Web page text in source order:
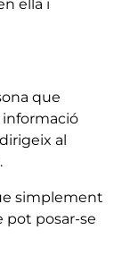
ella i
que
informació
al
simplement
pot posar-se